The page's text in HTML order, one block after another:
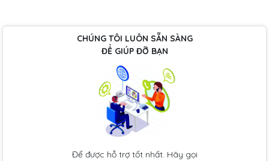
CHÚNG TÔI LUÔN SẴN SÀNG
ĐỂ GIÚP ĐỠ BẠN
Để được hỗ trợ tốt nhất. Hãy gọi